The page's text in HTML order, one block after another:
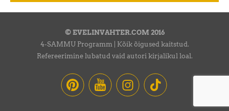
© EVELINVAHTER.COM 2016
4-SAMMU Programm | Kõik õigused kaitstud.
Refereerimine lubatud vaid autori kirjalikul loal.